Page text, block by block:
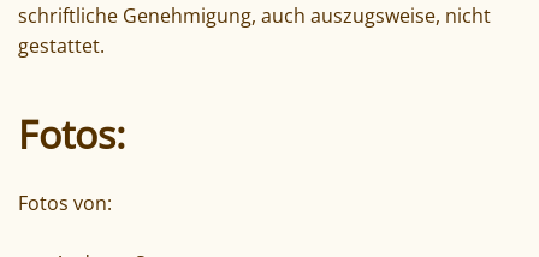
schriftliche Genehmigung, auch auszugsweise, nicht
gestattet.
Fotos:
Fotos von: